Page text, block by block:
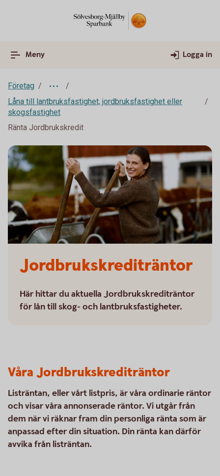
Meny Logga in
Företag
Låna till lantbruksfastighet, jordbruksfastighet eller
skogsfastighet
Ränta Jordbrukskredit
Jordbrukskrediträntor
Här hittar du aktuella Jordbrukskrediträntor
för lån till skog- och lantbruksfastigheter.
Våra Jordbrukskrediträntor
Listräntan, eller vårt listpris, är våra ordinarie räntor
och visar våra annonserade räntor. Vi utgår från
dem när vi räknar fram din personliga ränta som är
anpassad efter din situation. Din ränta kan därför
avvika från listräntan.